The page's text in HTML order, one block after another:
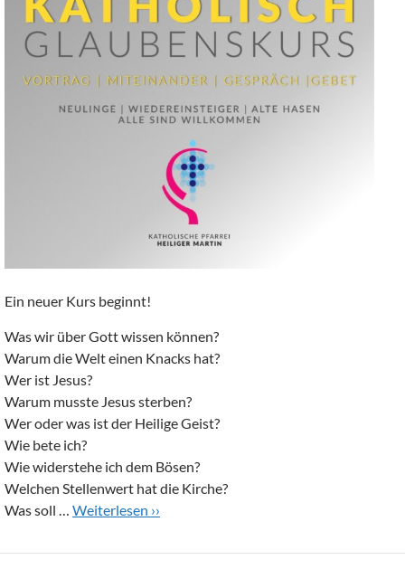
Ein neuer Kurs beginnt!
Was wir über Gott wissen können?
Warum die Welt einen Knacks hat?
Wer ist Jesus?
Warum musste Jesus sterben?
Wer oder was ist der Heilige Geist?
Wie bete ich?
Wie widerstehe ich dem Bösen?
Welchen Stellenwert hat die Kirche?
Was soll … Weiterlesen ››